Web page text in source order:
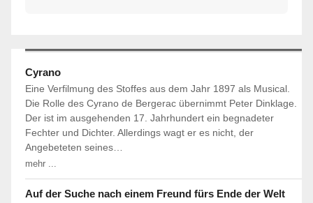
Cyrano
Eine Verfilmung des Stoffes aus dem Jahr 1897 als Musical.
Die Rolle des Cyrano de Bergerac übernimmt Peter Dinklage.
Der ist im ausgehenden 17. Jahrhundert ein begnadeter
Fechter und Dichter. Allerdings wagt er es nicht, der
Angebeteten seines…
mehr ...
Auf der Suche nach einem Freund fürs Ende der Welt